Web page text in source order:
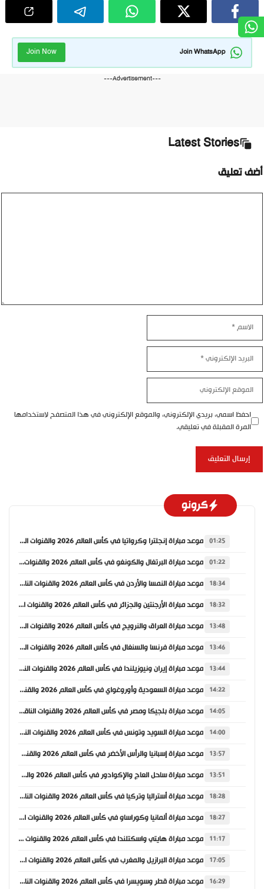
Join WhatsApp
Join Now
---Advertisement---
Latest Stories
تعليق
احفظ اسمي، بريدي الإلكتروني، والموقع الإلكتروني في هذا المتصفح لاستخدامها
المرة المقبلة في تعليقي.
كرونو
01:25 موعد مباراة إنجلترا وكرواتيا في كأس العالم 2026 والقنوات الناقلة
01:22 موعد مباراة البرتغال والكونغو في كأس العالم 2026 والقنوات الناقلة
18:34 موعد مباراة النمسا والأردن في كأس العالم 2026 والقنوات الناقلة
18:32 موعد مباراة الأرجنتين والجزائر في كأس العالم 2026 والقنوات الناقلة
13:48 موعد مباراة العراق والنرويج في كأس العالم 2026 والقنوات الناقلة
13:46 موعد مباراة فرنسا والسنغال في كأس العالم 2026 والقنوات الناقلة
13:44 موعد مباراة إيران ونيوزيلندا في كأس العالم 2026 والقنوات الناقلة
14:22 موعد مباراة السعودية وأوروغواي في كأس العالم 2026 والقنوات الناقلة
14:05 موعد مباراة بلجيكا ومصر في كأس العالم 2026 والقنوات الناقلة
14:00 موعد مباراة السويد وتونس في كأس العالم 2026 والقنوات الناقلة
13:57 موعد مباراة إسبانيا والرأس الأخضر في كأس العالم 2026 والقنوات الناقلة
13:51 موعد مباراة ساحل العاج والإكوادور في كأس العالم 2026 والقنوات الناقلة
18:28 موعد مباراة أستراليا وتركيا في كأس العالم 2026 والقنوات الناقلة
18:27 موعد مباراة ألمانيا وكوراساو في كأس العالم 2026 والقنوات الناقلة
11:17 موعد مباراة هايتي واسكتلندا في كأس العالم 2026 والقنوات الناقلة
17:05 موعد مباراة البرازيل والمغرب في كأس العالم 2026 والقنوات الناقلة
16:29 موعد مباراة قطر وسويسرا في كأس العالم 2026 والقنوات الناقلة